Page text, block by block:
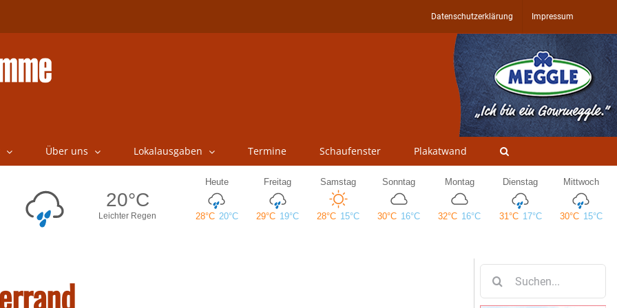
Datenschutzerklärung Impressum
Über uns Lokalausgaben Termine Schaufenster Plakatwand
nach: